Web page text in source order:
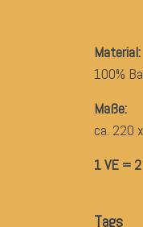
Material:
100%
Maße:
ca. 220
1 VE =
Tags